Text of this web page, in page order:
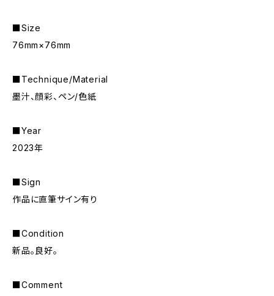
■Size
76mm×76mm
■Technique/Material
墨汁、顔彩、ペン/色紙
■Year
2023年
■Sign
作品に直筆サイン有り
■Condition
新品。良好。
■Comment